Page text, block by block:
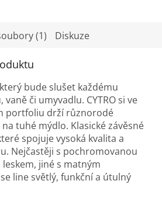
(1) Diskuze
bude slušet každému
či umyvadlu. CYTRO si ve
portfoliu drží různorodé
tuhé mýdlo. Klasické závěsné
spojuje vysoká kvalita a
Nejčastěji s pochromovanou
jiné s matným
line světlý, funkční a útulný